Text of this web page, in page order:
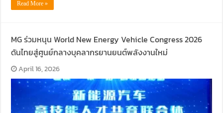
Read More »
MG ร่วมหนุน World New Energy Vehicle Congress 2026
ดันไทยสู่ศูนย์กลางบุคลากรยานยนต์พลังงานใหม่
April 16, 2026